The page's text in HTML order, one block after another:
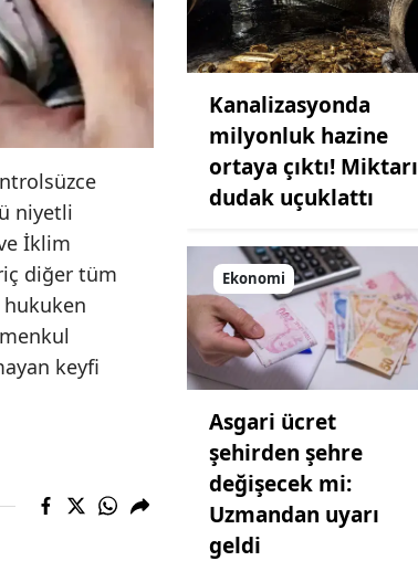
Elazığ
Erzincan
niyetli
İklim
diğer tüm
keyfi
Kanalizasyonda
milyonluk hazine
ortaya çıktı! Miktarı
dudak uçuklattı
Ekonomi
Asgari ücret
şehirden şehre
değişecek mi:
Uzmandan uyarı
geldi